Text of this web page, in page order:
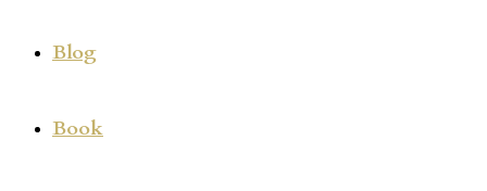
Blog
Book